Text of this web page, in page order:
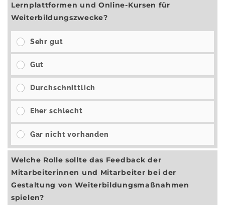
Lernplattformen und Online-Kursen für
Weiterbildungszwecke?
Sehr gut
Gut
Durchschnittlich
Eher schlecht
Gar nicht vorhanden
Welche Rolle sollte das Feedback der
Mitarbeiterinnen und Mitarbeiter bei der
Gestaltung von Weiterbildungsmaßnahmen
spielen?